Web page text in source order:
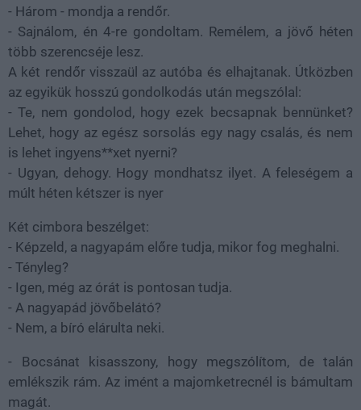
- Három - mondja a rendőr.
- Sajnálom, én 4-re gondoltam. Remélem, a jövő héten
több szerencséje lesz.
A két rendőr visszaül az autóba és elhajtanak. Útközben
az egyikük hosszú gondolkodás után megszólal:
- Te, nem gondolod, hogy ezek becsapnak bennünket?
Lehet, hogy az egész sorsolás egy nagy csalás, és nem
is lehet ingyens**xet nyerni?
- Ugyan, dehogy. Hogy mondhatsz ilyet. A feleségem a
múlt héten kétszer is nyer
Két cimbora beszélget:
- Képzeld, a nagyapám előre tudja, mikor fog meghalni.
- Tényleg?
- Igen, még az órát is pontosan tudja.
- A nagyapád jövőbelátó?
- Nem, a bíró elárulta neki.
- Bocsánat kisasszony, hogy megszólítom, de talán
emlékszik rám. Az imént a majomketrecnél is bámultam
magát.